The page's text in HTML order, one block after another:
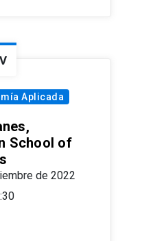
Aplicada
School of
de 2022